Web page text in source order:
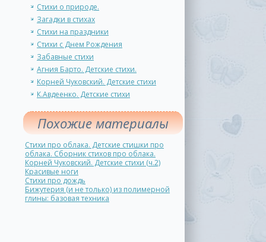
Стихи о природе.
Загадки в стихах
Стихи на праздники
Стихи с Днем Рождения
Забавные стихи
Агния Барто. Детские стихи.
Корней Чуковский. Детские стихи
К.Авдеенко. Детские стихи
Похожие материалы
Стихи про облака. Детские стишки про
облака. Сборник стихов про облака.
Корней Чуковский. Детские стихи (ч.2)
Красивые ноги
Стихи про дождь
Бижутерия (и не только) из полимерной
глины: базовая техника